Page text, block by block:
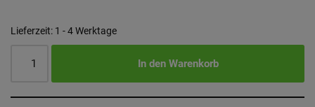
Lieferzeit: 1 - 4 Werktage
In den Warenkorb